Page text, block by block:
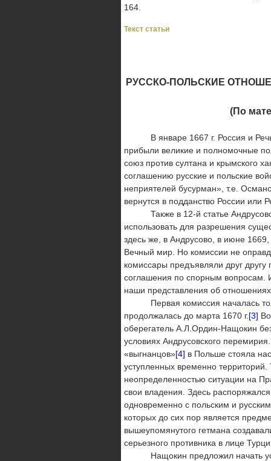
164.
Текст статьи
РУССКО-ПОЛЬСКИЕ
(По
В январе 1667 г. Россия и Речь
прибыли великие и полномочные
союз против султана и крымского
соглашению русские и польские
неприятелей бусурман», т.е.
вернутся в подданство России или
Также в 12‑й статье
использовать для разрешения
здесь же, в Андрусово, в июне
Вечный мир. Но комиссии не
комиссары предъявляли друг
соглашения по спорным вопросам.
наши представления об
Первая комиссия началась
продолжалась до марта 1670 г.[3]
оберегатель А.Л.Ордин-Нащокин
условиях Андрусовского
«выгнанцов»[4] в Польше стояла
уступленных временно
неопределенностью ситуации на
свои владения. Здесь
одновременно с польским и
которых до сих пор является
вышеупомянутого гетмана
серьезного противника в лице
Нащокин предложил начать